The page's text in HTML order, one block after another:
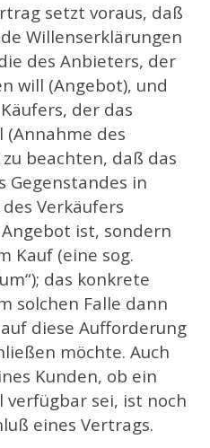
setzt voraus, daß
Willenserklärungen
des Anbieters, der
will (Angebot), und
der das
des
beachten, daß das
Gegenstandes in
Verkäufers
ist, sondern
Kauf (eine sog.
das konkrete
solchen Falle dann
diese Aufforderung
möchte. Auch
Kunden, ob ein
verfügbar sei, ist noch
eines Vertrags.